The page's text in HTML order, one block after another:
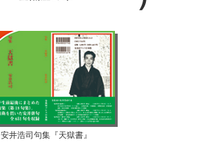
安井浩司句集『天獄書』